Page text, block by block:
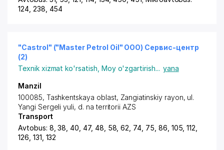
124, 238, 454
"Castrol" ("Master Petrol Oil" OOO) Сервис-центр
(2)
Texnik xizmat ko'rsatish Moy o'zgartirish... yana
Manzil
100085, Tashkentskaya oblast, Zangiatinskiy rayon, ul.
Yangi Sergeli yuli, d. na territorii AZS
Transport
Avtobus: 8, 38, 40, 47, 48, 58, 62, 74, 75, 86, 105, 112,
126, 131, 132